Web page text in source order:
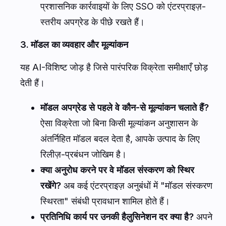
प्रशासनिक कार्रवाइयों के लिए SSO को एंटरप्राइज़-
स्तरीय अपग्रेड के पीछे रखते हैं।
3. मॉडल का व्यवहार और मूल्यांकन
यह AI-विशिष्ट जोड़ है जिसे पारंपरिक विक्रेता समीक्षाएँ छोड़
देती हैं।
मॉडल अपग्रेड से पहले वे कौन-से मूल्यांकन चलाते हैं?
ऐसा विक्रेता जो बिना किसी मूल्यांकन अनुशासन के
अंतर्निहित मॉडल बदल देता है, आपके उत्पाद के लिए
रिलीज़-प्रबंधन जोखिम है।
क्या अनुरोध करने पर वे मॉडल संस्करण को स्थिर
रखेंगे? अब कई एंटरप्राइज़ अनुबंधों में "मॉडल संस्करण
स्थिरता" संबंधी प्रावधान शामिल होते हैं।
प्रतिनिधि कार्य पर उनकी हैलुसिनेशन दर क्या है? अपने